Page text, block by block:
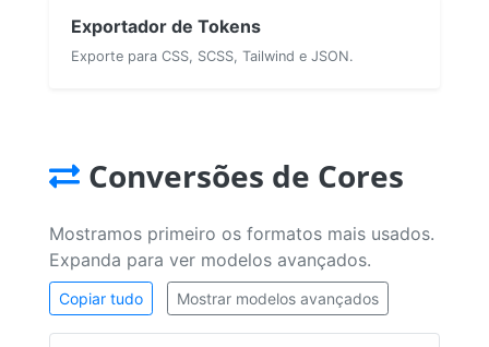
Exportador de Tokens
Exporte para CSS, SCSS, Tailwind e JSON.
Conversões de Cores
Mostramos primeiro os formatos mais usados.
Expanda para ver modelos avançados.
Copiar tudo Mostrar modelos avançados